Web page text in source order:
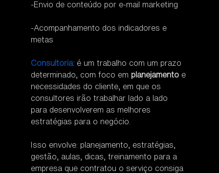
-Envio de conteúdo por e-mail marketing
-Acompanhamento dos indicadores e
metas
Consultoria: é um trabalho com um prazo
determinado, com foco em planejamento e
necessidades do cliente, em que os
consultores irão trabalhar lado a lado
para desenvolverem as melhores
estratégias para o negócio.
Isso envolve: planejamento, estratégias,
gestão, aulas, dicas, treinamento para a
empresa que contratou o serviço consiga